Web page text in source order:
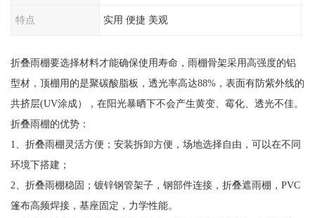
特点 实用 便捷 美观
折叠雨棚要选择材料才能确保使用寿命，雨棚骨架采用高强度的铝
型材，顶棚用的是聚碳酸脂板，透光率高达88%，表面有防紫外线的
共挤层(UV涂成），在阳光暴晒下不会产生黄变、霉化、透光不佳。
折叠雨棚的优势：
1、折叠雨棚灵活方便；安装拆卸方便，场地选择自由，可以在不同
环境下搭建；
2、折叠雨棚稳固；镀锌钢管架子，钢部件连接，折叠遮雨棚，PVC
篷布高频焊接，基座固定，力学性能。